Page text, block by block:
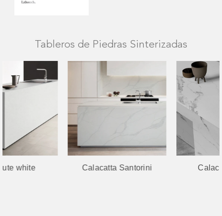
Tableros de Piedras Sinterizadas
Calacatta Santorini Calacatta Frost